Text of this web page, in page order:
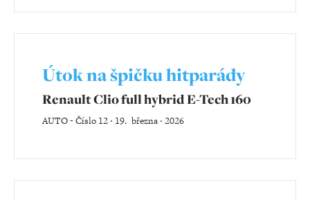
Útok na špičku hitparády
Renault Clio full hybrid E-Tech 160
AUTO-Číslo 12 ‧ 19. března ‧ 2026